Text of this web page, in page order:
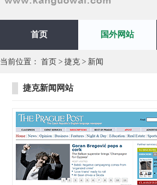
首页 国外网站
当前位置： 首页 > 捷克 > 新闻
捷克新闻网站